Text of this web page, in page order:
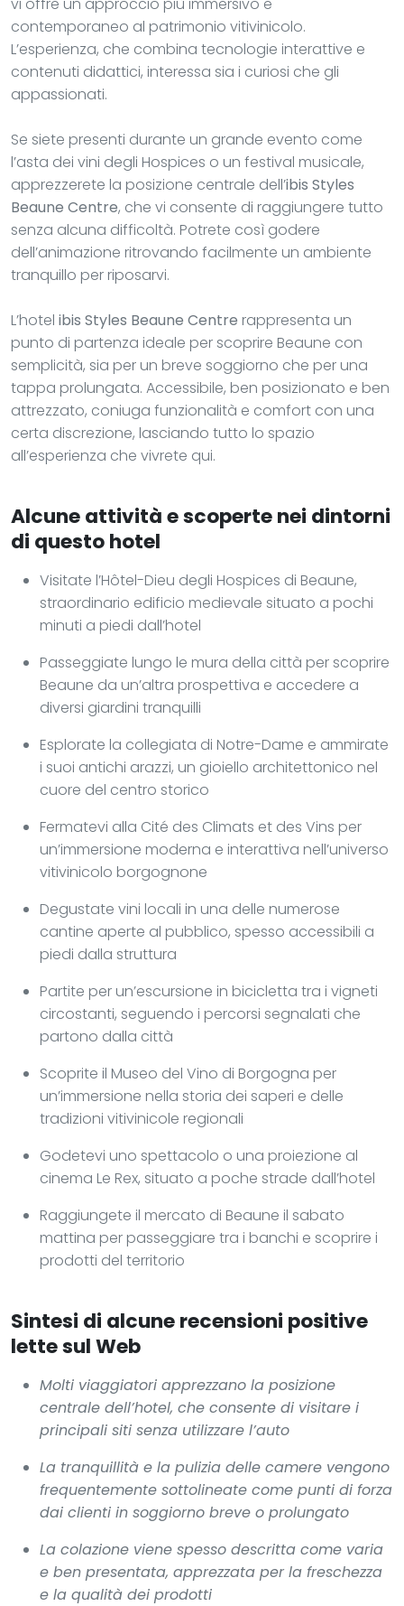
contemporaneo al patrimonio vitivinicolo.
L’esperienza, che combina tecnologie interattive e
contenuti didattici, interessa sia i curiosi che gli
appassionati.
Se siete presenti durante un grande evento come
l’asta dei vini degli Hospices o un festival musicale,
apprezzerete la posizione centrale dell’ibis Styles
Beaune Centre, che vi consente di raggiungere tutto
senza alcuna difficoltà. Potrete così godere
dell’animazione ritrovando facilmente un ambiente
tranquillo per riposarvi.
L’hotel ibis Styles Beaune Centre rappresenta un
punto di partenza ideale per scoprire Beaune con
semplicità, sia per un breve soggiorno che per una
tappa prolungata. Accessibile, ben posizionato e ben
attrezzato, coniuga funzionalità e comfort con una
certa discrezione, lasciando tutto lo spazio
all’esperienza che vivrete qui.
Alcune attività e scoperte nei dintorni
di questo hotel
Visitate l’Hôtel-Dieu degli Hospices di Beaune,
straordinario edificio medievale situato a pochi
minuti a piedi dall’hotel
Passeggiate lungo le mura della città per scoprire
Beaune da un’altra prospettiva e accedere a
diversi giardini tranquilli
Esplorate la collegiata di Notre-Dame e ammirate
i suoi antichi arazzi, un gioiello architettonico nel
cuore del centro storico
Fermatevi alla Cité des Climats et des Vins per
un’immersione moderna e interattiva nell’universo
vitivinicolo borgognone
Degustate vini locali in una delle numerose
cantine aperte al pubblico, spesso accessibili a
piedi dalla struttura
Partite per un’escursione in bicicletta tra i vigneti
circostanti, seguendo i percorsi segnalati che
partono dalla città
Scoprite il Museo del Vino di Borgogna per
un’immersione nella storia dei saperi e delle
tradizioni vitivinicole regionali
Godetevi uno spettacolo o una proiezione al
cinema Le Rex, situato a poche strade dall’hotel
Raggiungete il mercato di Beaune il sabato
mattina per passeggiare tra i banchi e scoprire i
prodotti del territorio
Sintesi di alcune recensioni positive
lette sul Web
Molti viaggiatori apprezzano la posizione
centrale dell’hotel, che consente di visitare i
principali siti senza utilizzare l’auto
La tranquillità e la pulizia delle camere vengono
frequentemente sottolineate come punti di forza
dai clienti in soggiorno breve o prolungato
La colazione viene spesso descritta come varia
e ben presentata, apprezzata per la freschezza
e la qualità dei prodotti